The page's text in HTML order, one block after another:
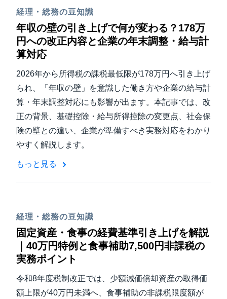
経理・総務の豆知識
年収の壁の引き上げで何が変わる？178万
円への改正内容と企業の年末調整・給与計
算対応
2026年から所得税の課税最低限が178万円へ引き上げ
られ、「年収の壁」を意識した働き方や企業の給与計
算・年末調整対応にも影響が出ます。本記事では、改
正の背景、基礎控除・給与所得控除の変更点、社会保
険の壁との違い、企業が準備すべき実務対応をわかり
やすく解説します。
もっと見る
経理・総務の豆知識
固定資産・食事の経費基準引き上げを解説
｜40万円特例と食事補助7,500円非課税の
実務ポイント
令和8年度税制改正では、少額減価償却資産の取得価
額上限が40万円未満へ、食事補助の非課税限度額が